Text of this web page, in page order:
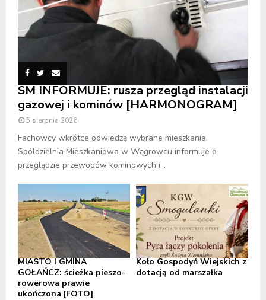
SM INFORMUJE: rusza przegląd instalacji
gazowej i kominów [HARMONOGRAM]
5 sierpnia 2026
Fachowcy wkrótce odwiedzą wybrane mieszkania.
Spółdzielnia Mieszkaniowa w Wągrowcu informuje o
przeglądzie przewodów kominowych i...
MIASTO I GMINA
GOŁAŃCZ: ścieżka pieszo-
rowerowa prawie
ukończona [FOTO]
Koło Gospodyń Wiejskich z
dotacją od marszałka